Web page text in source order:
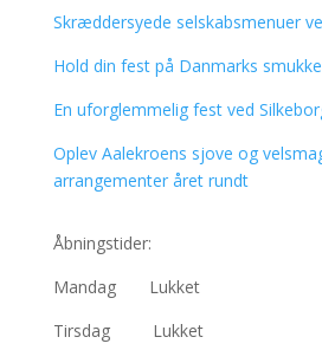
Skræddersyede selskabsmenuer
Hold din fest på Danmarks
En uforglemmelig fest ved
Oplev Aalekroens sjove og
arrangementer året rundt
Åbningstider:
Mandag Lukket
Tirsdag Lukket